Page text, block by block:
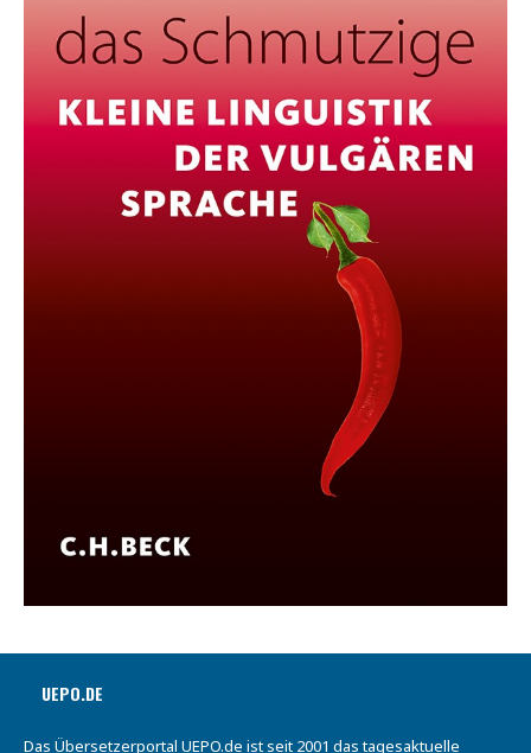
UEPO.DE
Das Übersetzerportal UEPO.de ist seit 2001 das tagesaktuelle